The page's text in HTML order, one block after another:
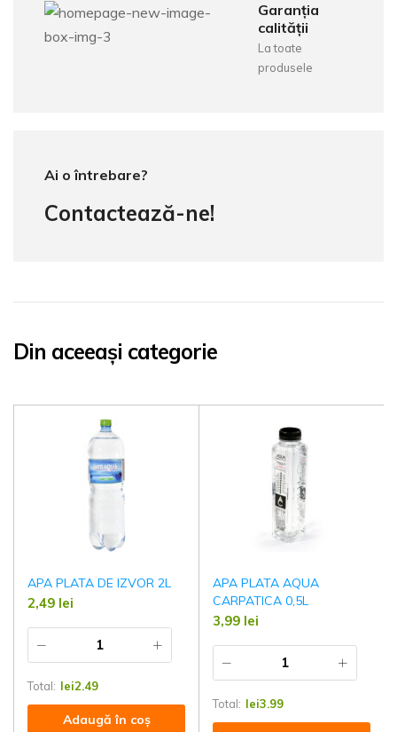
Garanția
calității
La toate
produsele
Ai o întrebare?
Contactează-ne!
Din aceeași categorie
APA PLATA DE IZVOR 2L
2,49 lei
Total: lei2.49
Adaugă în coș
APA PLATA AQUA
CARPATICA 0,5L
3,99 lei
Total: lei3.99